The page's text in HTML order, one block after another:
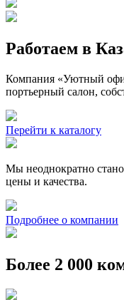
Работаем в
Компания «Уютный
портьерный салон,
Перейти к каталогу
Мы неоднократно
цены и качества.
Подробнее о компании
Более 2 000